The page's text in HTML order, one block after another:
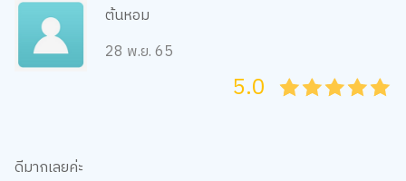
ต้นหอม
28 พ.ย. 65
45
4
35
3
25
2
15
1
05
5.0
ดีมากเลยค่ะ